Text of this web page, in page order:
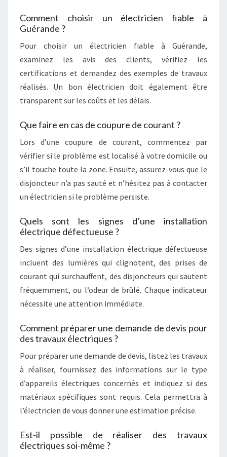
Comment choisir un électricien fiable à
Guérande ?
Pour choisir un électricien fiable à Guérande,
examinez les avis des clients, vérifiez les
certifications et demandez des exemples de travaux
réalisés. Un bon électricien doit également être
transparent sur les coûts et les délais.
Que faire en cas de coupure de courant ?
Lors d’une coupure de courant, commencez par
vérifier si le problème est localisé à votre domicile ou
s’il touche toute la zone. Ensuite, assurez-vous que le
disjoncteur n’a pas sauté et n’hésitez pas à contacter
un électricien si le problème persiste.
Quels sont les signes d’une installation
électrique défectueuse ?
Des signes d’une installation électrique défectueuse
incluent des lumières qui clignotent, des prises de
courant qui surchauffent, des disjoncteurs qui sautent
fréquemment, ou l’odeur de brûlé. Chaque indicateur
nécessite une attention immédiate.
Comment préparer une demande de devis pour
des travaux électriques ?
Pour préparer une demande de devis, listez les travaux
à réaliser, fournissez des informations sur le type
d’appareils électriques concernés et indiquez si des
matériaux spécifiques sont requis. Cela permettra à
l’électricien de vous donner une estimation précise.
Est-il possible de réaliser des travaux
électriques soi-même ?